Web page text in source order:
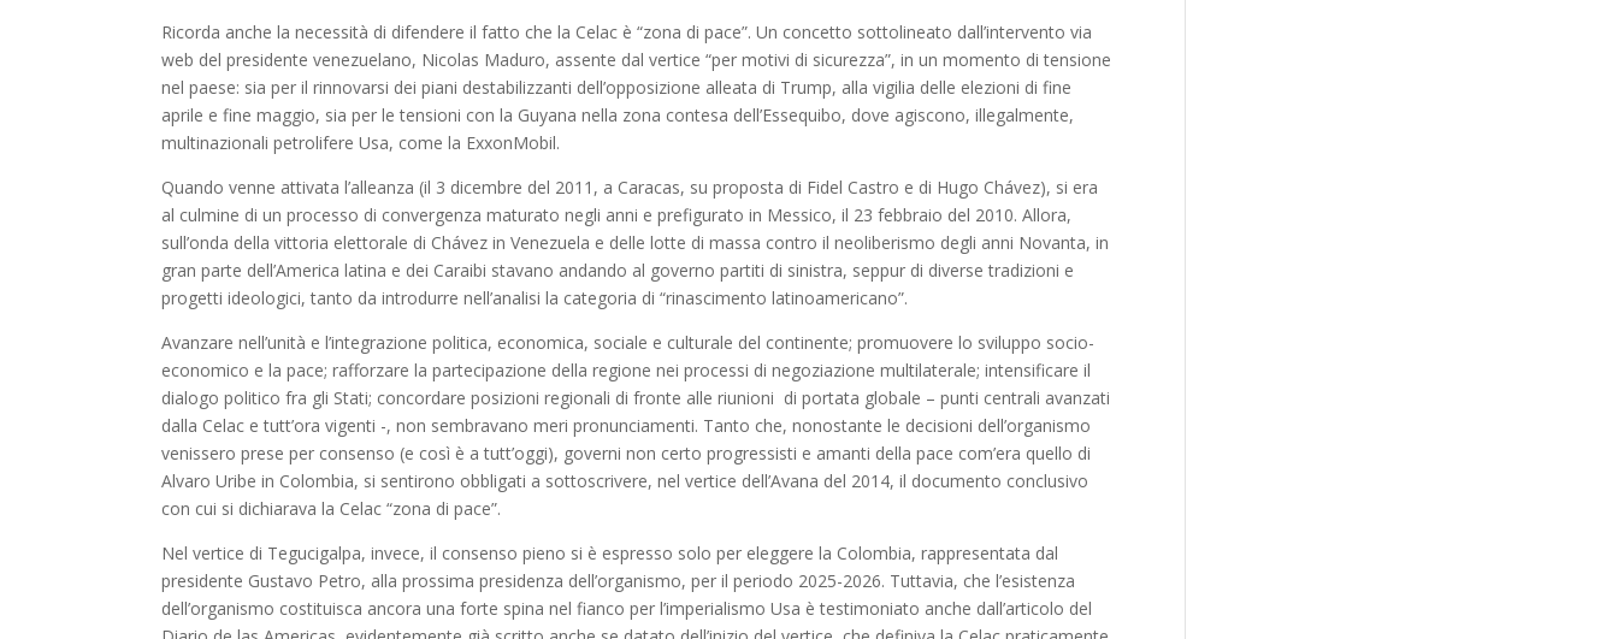
Ricorda anche la necessità di difendere il fatto che la Celac è “zona di pace”. Un concetto sottolineato dall’intervento via
web del presidente venezuelano, Nicolas Maduro, assente dal vertice “per motivi di sicurezza”, in un momento di tensione
nel paese: sia per il rinnovarsi dei piani destabilizzanti dell’opposizione alleata di Trump, alla vigilia delle elezioni di fine
aprile e fine maggio, sia per le tensioni con la Guyana nella zona contesa dell’Essequibo, dove agiscono, illegalmente,
multinazionali petrolifere Usa, come la ExxonMobil.
Quando venne attivata l’alleanza (il 3 dicembre del 2011, a Caracas, su proposta di Fidel Castro e di Hugo Chávez), si era
al culmine di un processo di convergenza maturato negli anni e prefigurato in Messico, il 23 febbraio del 2010. Allora,
sull’onda della vittoria elettorale di Chávez in Venezuela e delle lotte di massa contro il neoliberismo degli anni Novanta, in
gran parte dell’America latina e dei Caraibi stavano andando al governo partiti di sinistra, seppur di diverse tradizioni e
progetti ideologici, tanto da introdurre nell’analisi la categoria di “rinascimento latinoamericano”.
Avanzare nell’unità e l’integrazione politica, economica, sociale e culturale del continente; promuovere lo sviluppo socio-
economico e la pace; rafforzare la partecipazione della regione nei processi di negoziazione multilaterale; intensificare il
dialogo politico fra gli Stati; concordare posizioni regionali di fronte alle riunioni di portata globale – punti centrali avanzati
dalla Celac e tutt’ora vigenti -, non sembravano meri pronunciamenti. Tanto che, nonostante le decisioni dell’organismo
venissero prese per consenso (e così è a tutt’oggi), governi non certo progressisti e amanti della pace com’era quello di
Alvaro Uribe in Colombia, si sentirono obbligati a sottoscrivere, nel vertice dell’Avana del 2014, il documento conclusivo
con cui si dichiarava la Celac “zona di pace”.
Nel vertice di Tegucigalpa, invece, il consenso pieno si è espresso solo per eleggere la Colombia, rappresentata dal
presidente Gustavo Petro, alla prossima presidenza dell’organismo, per il periodo 2025-2026. Tuttavia, che l’esistenza
dell’organismo costituisca ancora una forte spina nel fianco per l’imperialismo Usa è testimoniato anche dall’articolo del